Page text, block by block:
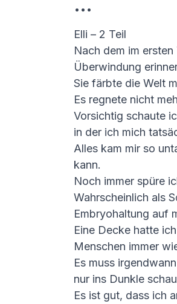
Elli – 2 Teil
Nach dem im
Überwindung
Sie färbte die Welt
Es regnete nicht
Vorsichtig schaute
in der ich mich
Alles kam mir so
kann.
Noch immer spüre
Wahrscheinlich als
Embryohaltung auf
Eine Decke hatte
Menschen immer
Es muss
nur ins Dunkle
Es ist gut, dass ich